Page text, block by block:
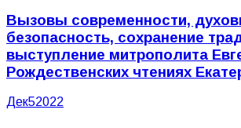
Вызовы современности,
безопасность, сохранение
выступление митрополита
Рождественских чтениях
Дек52022